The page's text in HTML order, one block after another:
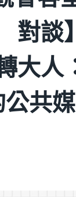
對談】
大人
公共